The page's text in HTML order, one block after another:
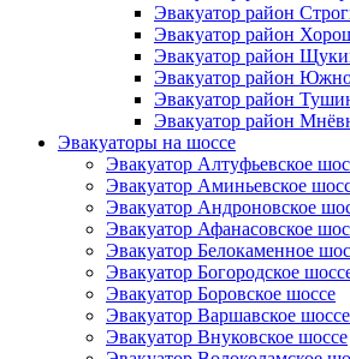
Эвакуатор район
Эвакуатор район
Эвакуатор район
Эвакуатор район
Эвакуатор район
Эвакуатор район
Эвакуаторы на шоссе
Эвакуатор Алтуфьевское
Эвакуатор Аминьевское
Эвакуатор Андроновское
Эвакуатор Афанасовское
Эвакуатор Белокаменное
Эвакуатор Богородское
Эвакуатор Боровское шоссе
Эвакуатор Варшавское шоссе
Эвакуатор Внуковское шоссе